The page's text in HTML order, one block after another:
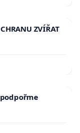
ZVÍŘAT